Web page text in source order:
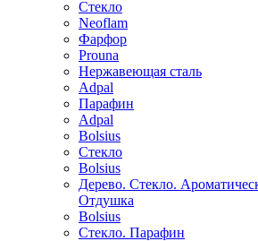
Стекло
Neoflam
Фарфор
Prouna
Нержавеющая сталь
Adpal
Парафин
Adpal
Bolsius
Стекло
Bolsius
Дерево. Стекло.
Отдушка
Bolsius
Стекло. Парафин